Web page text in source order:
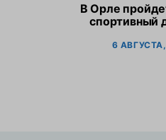
В Орле
спортивный
6